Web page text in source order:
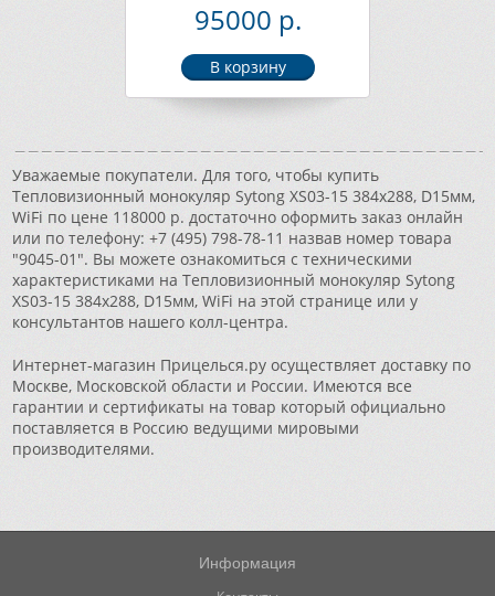
95000 р.
Уважаемые покупатели. Для того, чтобы купить
Тепловизионный монокуляр Sytong XS03-15 384х288, D15мм,
WiFi по цене 118000 р. достаточно оформить заказ онлайн
или по телефону: +7 (495) 798-78-11 назвав номер товара
"9045-01". Вы можете ознакомиться с техническими
характеристиками на Тепловизионный монокуляр Sytong
XS03-15 384х288, D15мм, WiFi на этой странице или у
консультантов нашего колл-центра.
Интернет-магазин Прицелься.ру осуществляет доставку по
Москве, Московской области и России. Имеются все
гарантии и сертификаты на товар который официально
поставляется в Россию ведущими мировыми
производителями.
Информация